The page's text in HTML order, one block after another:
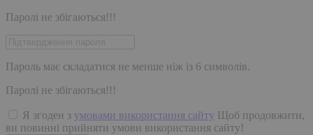
Паролі не збігаються!!!
Пароль має складатися не менше ніж із 6 символів.
Паролі не збігаються!!!
Я згоден з умовами використання сайту Щоб продовжити,
ви повинні прийняти умови використання сайту!